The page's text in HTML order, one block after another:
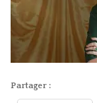
A PROPOS
Partager :